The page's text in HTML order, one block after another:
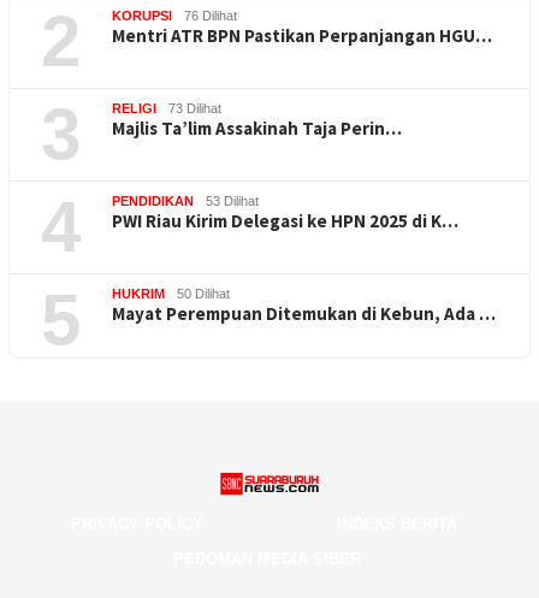
2 KORUPSI 76 Dilihat
Mentri ATR BPN Pastikan Perpanjangan HGU…
3 RELIGI 73 Dilihat
Majlis Ta’lim Assakinah Taja Perin…
4 PENDIDIKAN 53 Dilihat
PWI Riau Kirim Delegasi ke HPN 2025 di K…
5 HUKRIM 50 Dilihat
Mayat Perempuan Ditemukan di Kebun, Ada …